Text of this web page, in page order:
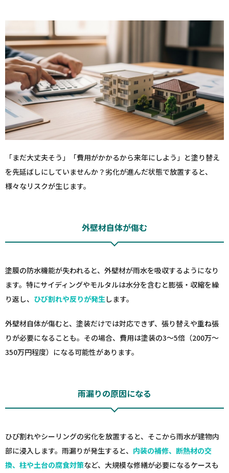
「まだ大丈夫そう」「費用がかかるから来年にしよう」と塗り替え
を先延ばしにしていませんか？劣化が進んだ状態で放置すると、
様々なリスクが生じます。
外壁材自体が傷む
塗膜の防水機能が失われると、外壁材が雨水を吸収するようになり
ます。特にサイディングやモルタルは水分を含むと膨張・収縮を繰
り返し、 ひび割れや反りが発生 します。
外壁材自体が傷むと、塗装だけでは対応できず、張り替えや重ね張
りが必要になることも。その場合、費用は塗装の3〜5倍（200万〜
350万円程度）になる可能性があります。
雨漏りの原因になる
ひび割れやシーリングの劣化を放置すると、そこから雨水が建物内
部に浸入します。雨漏りが発生すると、 内装の補修、断熱材の交
換、柱や土台の腐食対策など、大規模な修繕が必要になるケースも